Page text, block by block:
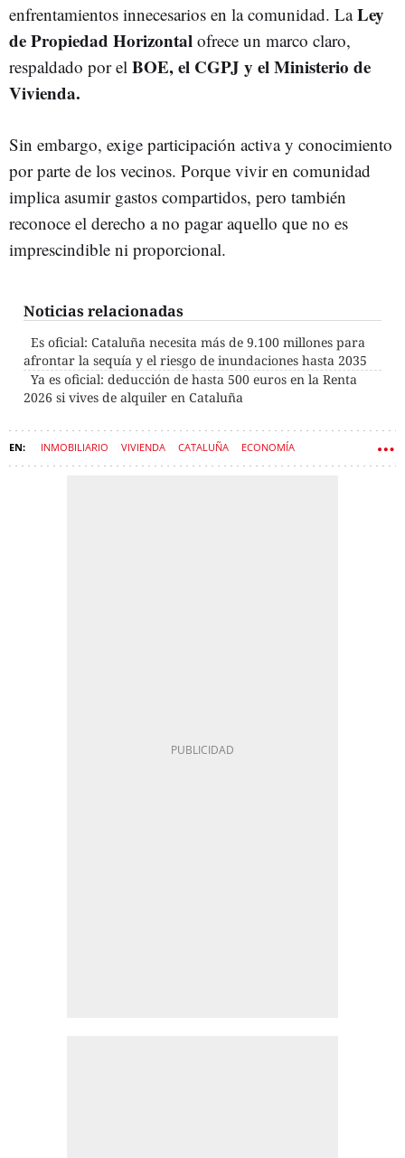
enfrentamientos innecesarios en la comunidad. LaLey
de Propiedad Horizontal ofrece un marco claro,
respaldado por el BOE, el CGPJ y el Ministerio de
Vivienda.
Sin embargo, exige participación activa y conocimiento
por parte de los vecinos. Porque vivir en comunidad
implica asumir gastos compartidos, pero también
reconoce el derecho a no pagar aquello que no es
imprescindible ni proporcional.
Noticias relacionadas
Es oficial: Cataluña necesita más de 9.100 millones para
afrontar la sequía y el riesgo de inundaciones hasta 2035
Ya es oficial: deducción de hasta 500 euros en la Renta
2026 si vives de alquiler en Cataluña
INMOBILIARIO VIVIENDA CATALUÑA ECONOMÍA